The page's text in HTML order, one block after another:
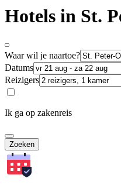
Hotels in St.
Waar wil je naartoe?
Datums
Reizigers
Ik ga op zakenreis
Zoeken